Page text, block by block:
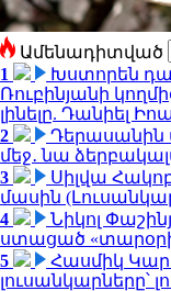
Ամենադիտված
1
Խստորեն
Ռուբինյանի
լինելը. Դանիել
2
Դերասանին
մեջ․ նա
3
Սիլվա
մասին
4
Նիկոլ
ստացած
5
Հասմիկ
լուսանկարները՝